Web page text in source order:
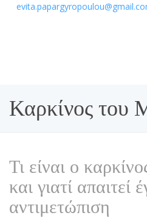
Καρκίνος του
Τι είναι ο
και γιατί απαιτεί
αντιμετώπιση